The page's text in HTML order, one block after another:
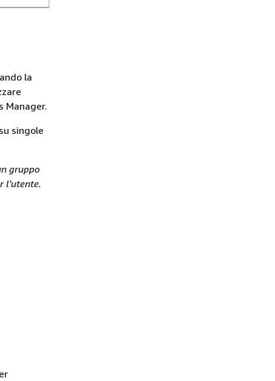
la
Manager.
singole
gruppo
l'utente.